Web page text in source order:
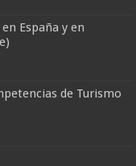
España y en
de Turismo